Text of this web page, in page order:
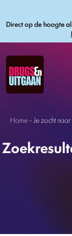
Direct op de hoogte
Home-Je zocht